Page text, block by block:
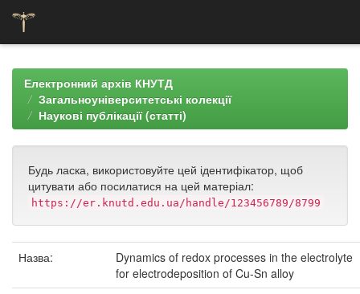
navigationЕлектронний архів КНУТД
Загальноуніверситетські колекції
Наукові публікації (статті)
Будь ласка, використовуйте цей ідентифікатор, щоб
цитувати або посилатися на цей матеріал:
https://er.knutd.edu.ua/handle/123456789/8799
Назва:
Dynamics of redox processes in the electrolyte
for electrodeposition of Cu-Sn alloy